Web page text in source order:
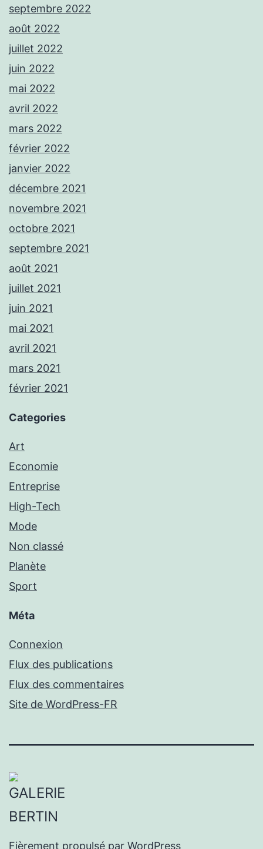
septembre 2022
août 2022
juillet 2022
juin 2022
mai 2022
avril 2022
mars 2022
février 2022
janvier 2022
décembre 2021
novembre 2021
octobre 2021
septembre 2021
août 2021
juillet 2021
juin 2021
mai 2021
avril 2021
mars 2021
février 2021
Categories
Art
Economie
Entreprise
High-Tech
Mode
Non classé
Planète
Sport
Méta
Connexion
Flux des publications
Flux des commentaires
Site de WordPress-FR
Fièrement propulsé par WordPress